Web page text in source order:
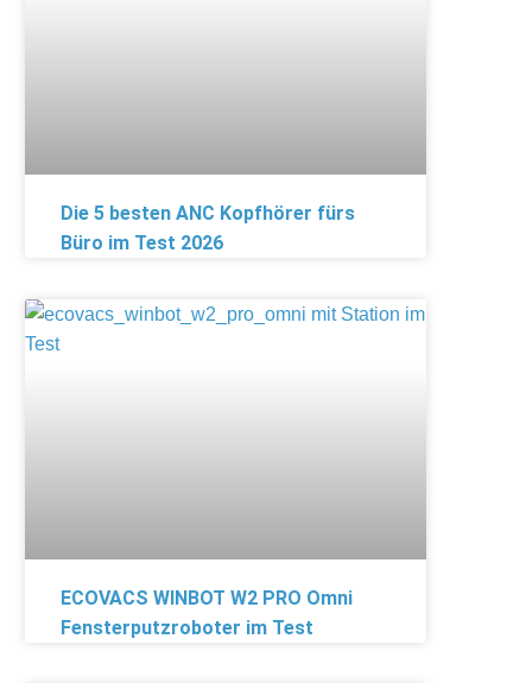
Die 5 besten ANC Kopfhörer fürs
Büro im Test 2026
ECOVACS WINBOT W2 PRO Omni
Fensterputzroboter im Test